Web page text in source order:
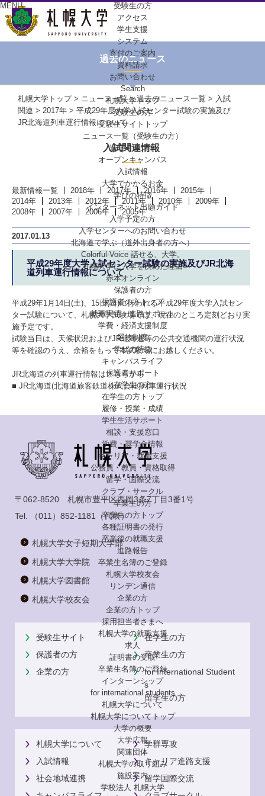
MENU
受験生の方
アクセス
学生支援
システム
寄付のご案内
資料請求
お問い合わせ
Search
札幌大学トップ
受験生の方
受験生サイトトップ
ニュース一覧（受験生の方）
進学イベント
オープンキャンパス
入試情報
大学でかかるお金
学びの特徴
インターネット出願ガイド
入学予定の方
入学センターへのお問い合わせ
北海道で学ぶ（道外出身者の方へ）
Colorful-Voice 話せる、大学。
札幌大学に入学を決めた理由
赤本オンライン
保護者の方
保護者の方トップ
就職実績・進路サポート
学費・経済支援制度
選抜制度
学びの特徴
キャンパスライフ
保護者サポート
在学生の方
在学生の方トップ
履修・授業・成績
学生生活サポート
相談・支援窓口
学費・奨学金情報
キャリア・就職支援
公務員・教員・資格取得
留学・国際交流
クラブ・サークル
卒業生の方
卒業生の方トップ
各種証明書の発行
卒業後の就職支援
進路報告
卒業生名簿のご登録
札幌大学校友会
リンデン通信
企業の方
企業の方トップ
採用担当者さまへ
札幌大学の就職支援
求人
証明書の受取
卒業生名簿のご登録
インターンシップ
for internationalstudents
札幌大学について
札幌大学についてトップ
大学の概要
大学広報
関連団体
札幌大学の取り組み
施設案内
学校法人 札幌大学
過去のニュース
札幌大学トップ> ニュース一覧>過去のニュース一覧 > 入試
関連 > 2017年 > 平成29年度大学入試センター試験の実施及び
JR北海道列車運行情報について
入試関連情報
最新情報一覧 2018年 2017年 2016年
2015年
2014年
2013年 2012年 2011年 2010年
2009年
2008年
2007年 2006年 2005年
2017.01.13
平成29年度大学入試センター試験の実施及びJR北海
道列車運行情報について
平成29年1月14日(土)、15日(日)に行われる平成29年度大学入試セン
ター試験について、札幌大学試験場では、現在のところ定刻どおり実
施予定です。
試験当日は、天候状況およびJR北海道等の公共交通機関の運行状況
等を確認のうえ、余裕をもって本試験場にお越しください。
JR北海道の列車運行情報はこちらから
■ JR北海道(北海道旅客鉄道株式会社)列車運行状況
〒062-8520 札幌市豊平区西岡3条7丁目3番1号
Tel.
（011）852-1181 （代表）
札幌大学女子短期大学部
札幌大学大学院
札幌大学図書館
札幌大学校友会
受験生サイト
在学生の方
保護者の方
卒業生の方
企業の方
for International Student
s
留学生の方
札幌大学について
学群専攻
入試情報
キャリア進路支援
社会地域連携
留学国際交流